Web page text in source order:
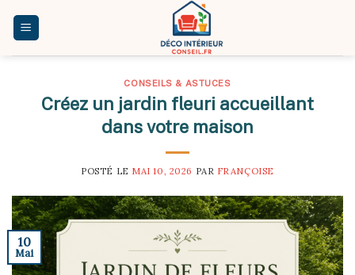
CONSEILS & ASTUCES
Créez un jardin fleuri accueillant
dans votre maison
POSTÉ LE MAI 10, 2026 PAR FRANÇOISE
10
Mai